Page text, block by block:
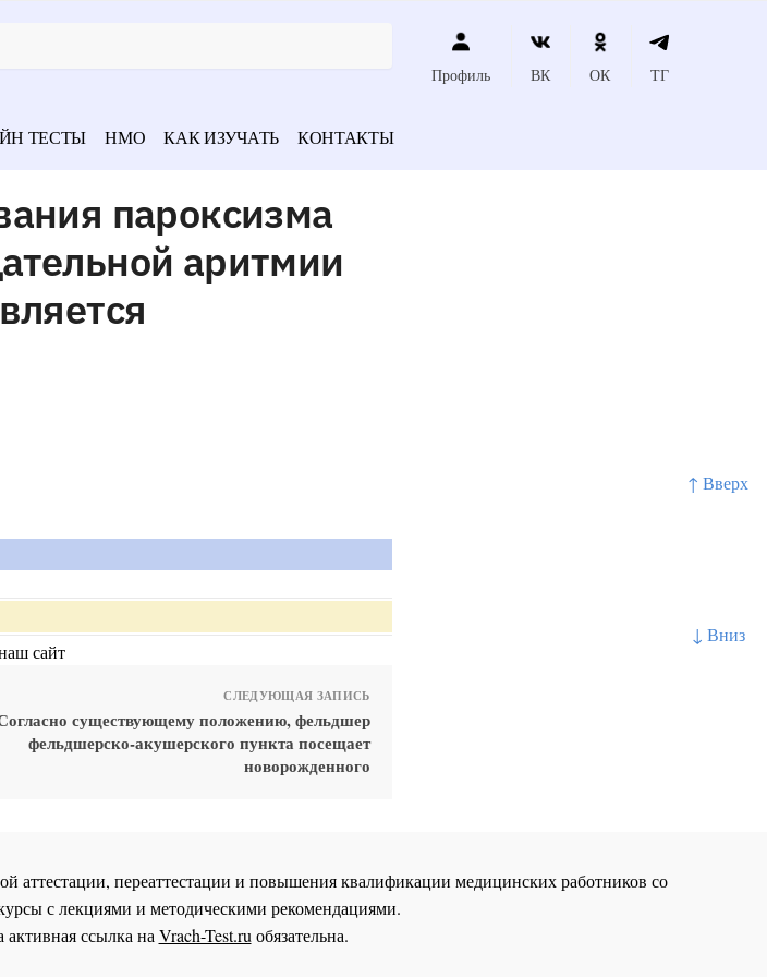
↑ Вверх
↓ Вниз
Профиль ВК ОК ТГ
ТЕСТЫ НМО КАК ИЗУЧАТЬ КОНТАКТЫ
пароксизма
аритмии
сайт
СЛЕДУЮЩАЯ ЗАПИСЬ
существующему положению, фельдшер
фельдшерско-акушерского пункта посещает
новорожденного
аттестации, переаттестации и повышения квалификации медицинских работников со
с лекциями и методическими рекомендациями.
ссылка наVrach-Test.ruобязательна.